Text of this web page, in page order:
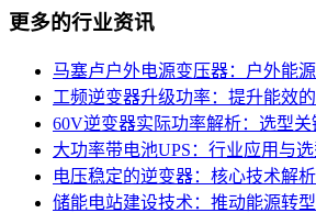
更多的行业资讯
马塞卢户外电源变压器：户外能
工频逆变器升级功率：提升能效
60V逆变器实际功率解析：选型
大功率带电池UPS：行业应用与
电压稳定的逆变器：核心技术解
储能电站建设技术：推动能源转